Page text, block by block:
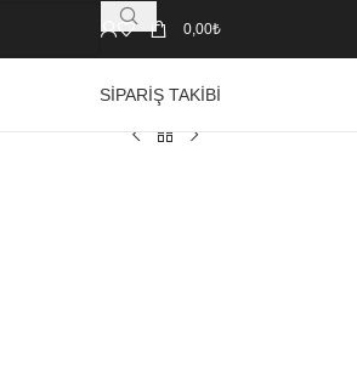
0,00₺
SIPARIŞ TAKIBI